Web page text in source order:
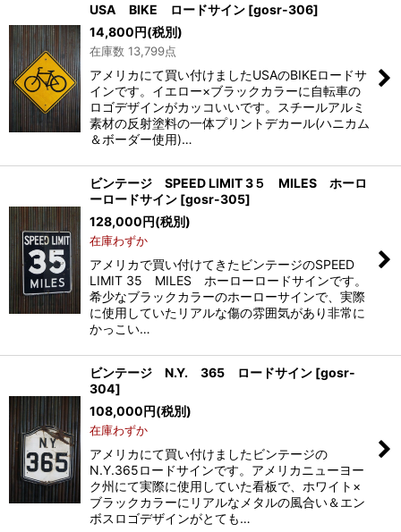
USA BIKE ロードサイン [gosr-306]
14,800円(税別)
在庫数 13,799点
アメリカにて買い付けましたUSAのBIKEロードサ
インです。イエロー×ブラックカラーに自転車の
ロゴデザインがカッコいいです。スチールアルミ
素材の反射塗料の一体プリントデカール(ハニカム
＆ボーダー使用)…
ビンテージ SPEED LIMIT 3５ MILES ホーロ
ーロードサイン [gosr-305]
128,000円(税別)
在庫わずか
アメリカで買い付けてきたビンテージのSPEED
LIMIT 35 MILES ホーローロードサインです。
希少なブラックカラーのホーローサインで、実際
に使用していたリアルな傷の雰囲気があり非常に
かっこい…
ビンテージ N.Y. 365 ロードサイン [gosr-
304]
108,000円(税別)
在庫わずか
アメリカにて買い付けましたビンテージの
N.Y.365ロードサインです。アメリカニューヨー
ク州にて実際に使用していた看板で、ホワイト×
ブラックカラーにリアルなメタルの風合い＆エン
ボスロゴデザインがとても…